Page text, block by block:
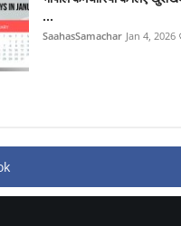
...
SaahasSamachar Jan 4, 2026